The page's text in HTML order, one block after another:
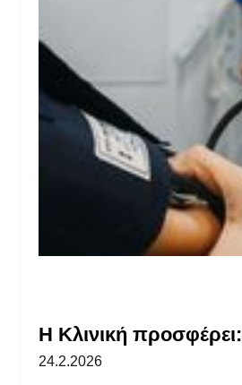
Η Κλινική προσφέρει:
24.2.2026